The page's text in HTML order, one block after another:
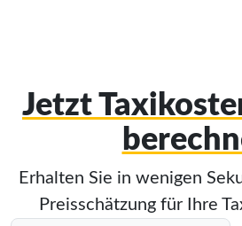
Jetzt
Erhalten Sie in wenigen
Preisschätzung für Ihre